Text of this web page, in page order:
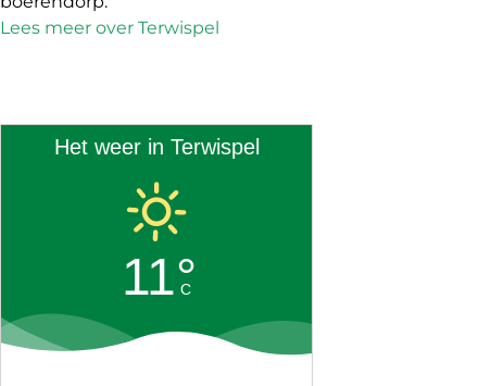
Lees meer over Terwispel
Het weer in Terwispel
11°
C